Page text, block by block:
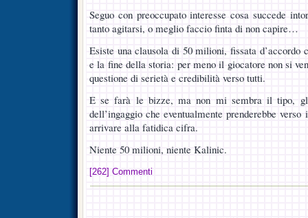
Seguo con preoccupato interesse cosa succede
tanto agitarsi, o meglio faccio finta di non capire…
Esiste una clausola di 50 milioni, fissata d’accordo
e la fine della storia: per meno il giocatore non si
questione di serietà e credibilità verso tutti.
E se farà le bizze, ma non mi sembra il tipo,
dell’ingaggio che eventualmente prenderebbe
arrivare alla fatidica cifra.
Niente 50 milioni, niente Kalinic.
[262] Commenti